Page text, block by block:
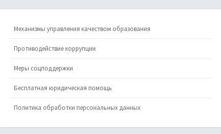
Механизмы управления качеством образования
Противодействие коррупции
Меры соцподдержки
Бесплатная юридическая помощь
Политика обработки персональных данных